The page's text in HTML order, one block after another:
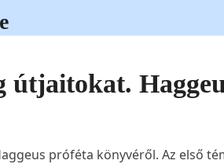
útjaitokat.
próféta könyvéről. Az első